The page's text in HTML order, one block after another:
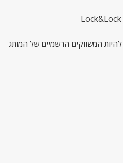
המשווקים הרשמיים של המותג